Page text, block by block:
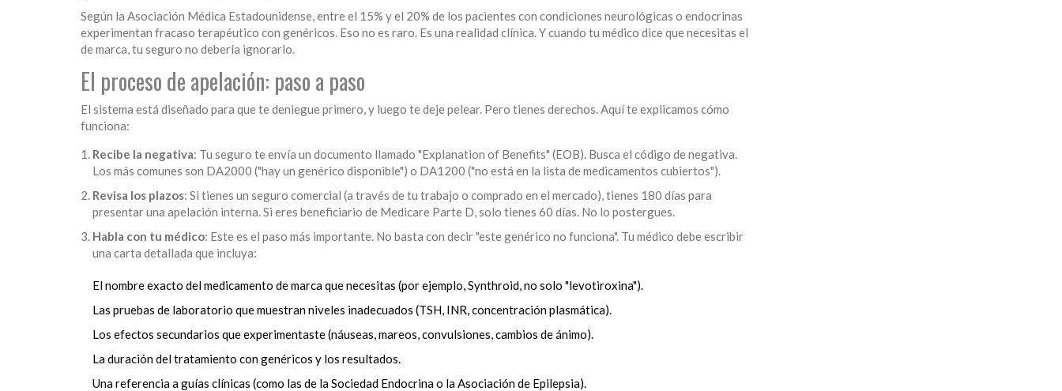
Según la Asociación Médica Estadounidense, entre el 15% y el 20% de los pacientes con condiciones neurológicas o endocrinas
experimentan fracaso terapéutico con genéricos. Eso no es raro. Es una realidad clínica. Y cuando tu médico dice que necesitas el
de marca, tu seguro no debería ignorarlo.
El proceso de apelación: paso a paso
El sistema está diseñado para que te deniegue primero, y luego te deje pelear. Pero tienes derechos. Aquí te explicamos cómo
funciona:
Recibe la negativa: Tu seguro te envía un documento llamado "Explanation of Benefits" (EOB). Busca el código de negativa.
Los más comunes son DA2000 ("hay un genérico disponible") o DA1200 ("no está en la lista de medicamentos cubiertos").
Revisa los plazos: Si tienes un seguro comercial (a través de tu trabajo o comprado en el mercado), tienes 180 días para
presentar una apelación interna. Si eres beneficiario de Medicare Parte D, solo tienes 60 días. No lo postergues.
Habla con tu médico: Este es el paso más importante. No basta con decir "este genérico no funciona". Tu médico debe escribir
una carta detallada que incluya:
El nombre exacto del medicamento de marca que necesitas (por ejemplo, Synthroid, no solo "levotiroxina").
Las pruebas de laboratorio que muestran niveles inadecuados (TSH, INR, concentración plasmática).
Los efectos secundarios que experimentaste (náuseas, mareos, convulsiones, cambios de ánimo).
La duración del tratamiento con genéricos y los resultados.
Una referencia a guías clínicas (como las de la Sociedad Endocrina o la Asociación de Epilepsia).